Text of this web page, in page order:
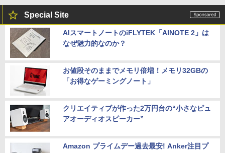
Special Site
AIスマートノートのiFLYTEK「AINOTE 2」は
なぜ魅力的なのか？
お値段そのままでメモリ倍増！メモリ32GBの
「お得なゲーミングノート」
クリエイティブが作った2万円台の“小さなピュ
アオーディオスピーカー”
Amazon プライムデー過去最安! Anker注目プ